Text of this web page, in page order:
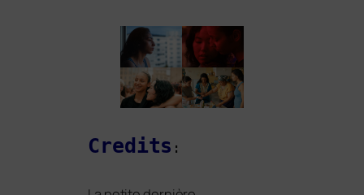
Credits :